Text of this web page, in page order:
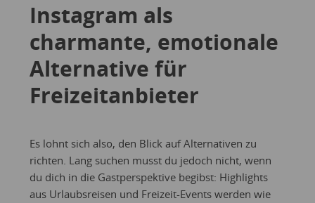
Instagram als
charmante, emotionale
Alternative für
Freizeitanbieter
Es lohnt sich also, den Blick auf Alternativen zu
richten. Lang suchen musst du jedoch nicht, wenn
du dich in die Gastperspektive begibst: Highlights
aus Urlaubsreisen und Freizeit-Events werden wie